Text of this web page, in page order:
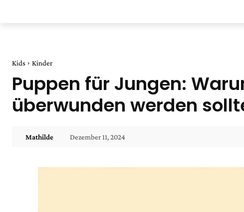
Kids Kinder
Puppen für Jungen:
überwunden werden
Mathilde Dezember 11, 2024